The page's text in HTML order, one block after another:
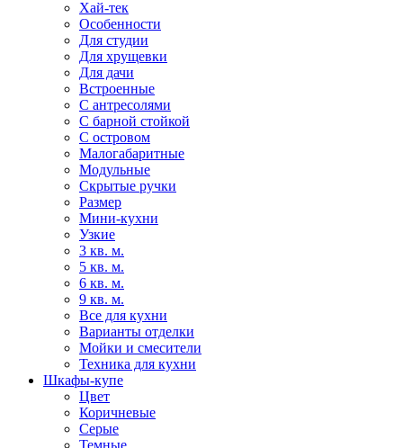
Хай-тек
Особенности
Для студии
Для хрущевки
Для дачи
Встроенные
С антресолями
С барной стойкой
С островом
Малогабаритные
Модульные
Скрытые ручки
Размер
Мини-кухни
Узкие
3 кв. м.
5 кв. м.
6 кв. м.
9 кв. м.
Все для кухни
Варианты отделки
Мойки и смесители
Техника для кухни
Шкафы-купе
Цвет
Коричневые
Серые
Темные